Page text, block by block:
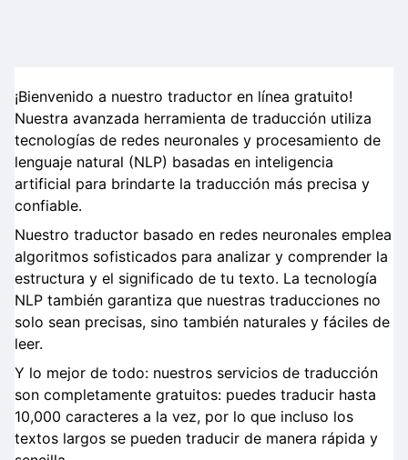
¡Bienvenido a nuestro traductor en línea gratuito!
Nuestra avanzada herramienta de traducción utiliza
tecnologías de redes neuronales y procesamiento de
lenguaje natural (NLP) basadas en inteligencia
artificial para brindarte la traducción más precisa y
confiable.
Nuestro traductor basado en redes neuronales emplea
algoritmos sofisticados para analizar y comprender la
estructura y el significado de tu texto. La tecnología
NLP también garantiza que nuestras traducciones no
solo sean precisas, sino también naturales y fáciles de
leer.
Y lo mejor de todo: nuestros servicios de traducción
son completamente gratuitos: puedes traducir hasta
10,000 caracteres a la vez, por lo que incluso los
textos largos se pueden traducir de manera rápida y